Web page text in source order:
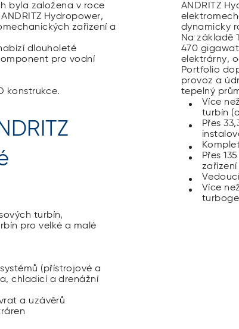
byla založena v roce
Hydropower,
zařízení a
dlouholeté
pro vodní
konstrukce.
turbín,
pro velké a malé
(přístrojové a
chladicí a drenážní
a uzávěrů
ANDRITZ
dynamicky
Na základě
470
elektrárny,
Portfolio
provoz a
tepelný
Více
turbín
Přes
Přes
zařízení
Více